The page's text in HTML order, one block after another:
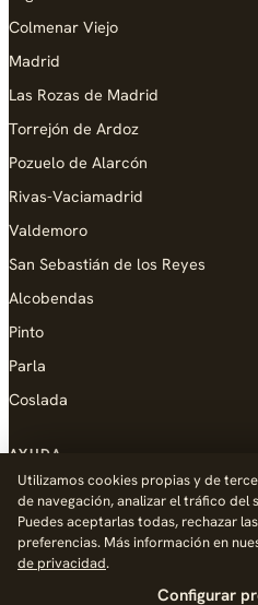
Colmenar Viejo
Madrid
Las Rozas de Madrid
Torrejón de Ardoz
Pozuelo de Alarcón
Rivas-Vaciamadrid
Valdemoro
San Sebastián de los Reyes
Alcobendas
Pinto
Parla
Coslada
AYUDA
Añadir empresa
Contacto
Política de Privacidad
Utilizamos cookies propias y de
de navegación, analizar el tráfico
Puedes aceptarlas todas, rechazar
preferencias. Más información en
de privacidad.
Configurar